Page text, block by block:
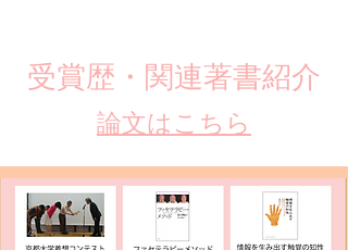
​受賞歴・関連著書紹介
​論文はこちら